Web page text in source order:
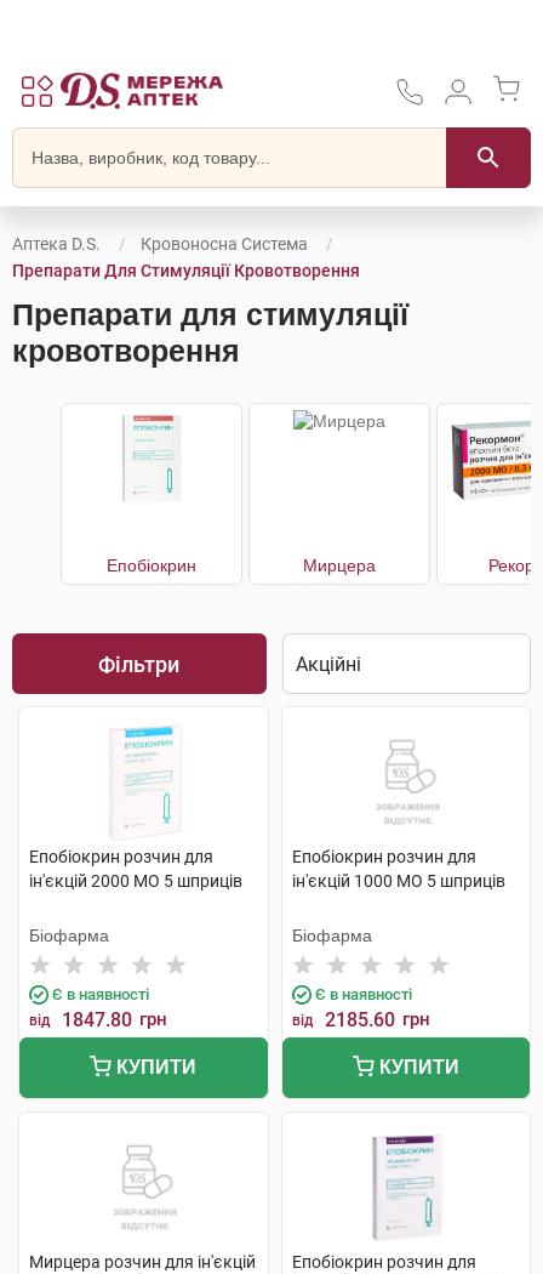
Аптека D.S.
Кровоносна Система
Препарати Для Стимуляції Кровотворення
Препарати для стимуляції
кровотворення
Епобіокрин Мирцера
Фільтри
Епобіокрин розчин для
ін'єкцій 2000 МО 5 шприців
Біофарма
Є в наявності
від 1847.80 грн
КУПИТИ
Епобіокрин розчин для
ін'єкцій 1000 МО 5 шприців
Біофарма
Є в наявності
від 2185.60 грн
КУПИТИ
Мирцера розчин для ін'єкцій
Епобіокрин розчин для